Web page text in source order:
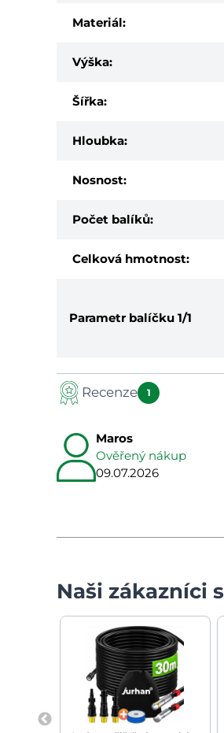
Materiál:
Výška:
Šířka:
Hloubka:
Nosnost:
Počet balíků:
Celková hmotnost:
Parametr balíčku 1/1
Recenze 1
Maros
Ověřený nákup
09.07.2026
Naši zákazníci